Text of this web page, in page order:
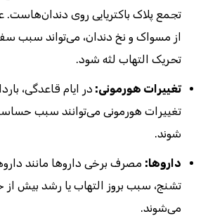
تجمع پلاک باکتریایی روی
از مسواک و نخ دندان، می‌تواند سبب
تحریک التهاب لثه شود.
تغییرات هورمونی: در ایام قاعدگی،
تغییرات هورمونی می‌توانند سبب
شوند.
داروها: مصرف برخی داروها مانند
تشنج، سبب بروز التهاب یا رشد بیش از
می‌شوند.